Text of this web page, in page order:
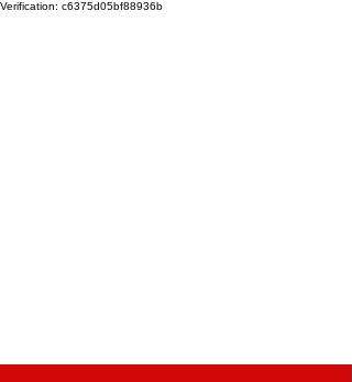
Verification: c6375d05bf88936b